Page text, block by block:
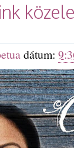
dátum: